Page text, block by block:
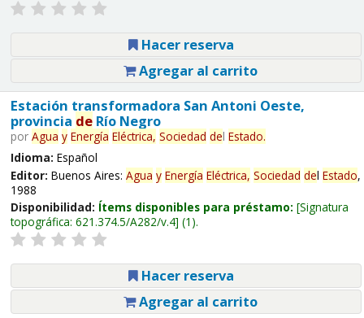
Hacer reserva
Agregar al carrito
Estación transformadora San Antoni Oeste,
provincia deRío Negro
por Agua y Energía Eléctrica, Sociedad del Estado.
Idioma: Español
Editor: Buenos Aires: Agua y Energía Eléctrica, Sociedad del Estado,
1988
Disponibilidad: Ítems disponibles para préstamo: Signatura
topográfica: 621.374.5/A282/v.4 (1).
Hacer reserva
Agregar al carrito